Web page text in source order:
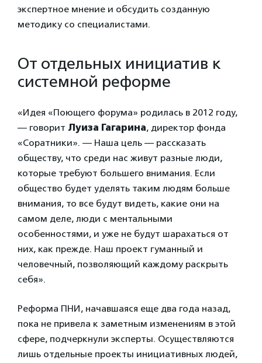
экспертное мнение и обсудить созданную
методику со специалистами.
От отдельных инициатив к
системной реформе
«Идея «Поющего форума» родилась в 2012 году,
— говорит Луиза Гагарина, директор фонда
«Соратники». — Наша цель — рассказать
обществу, что среди нас живут разные люди,
которые требуют большего внимания. Если
общество будет уделять таким людям больше
внимания, то все будут видеть, какие они на
самом деле, люди с ментальными
особенностями, и уже не будут шарахаться от
них, как прежде. Наш проект гуманный и
человечный, позволяющий каждому раскрыть
себя».
Реформа ПНИ, начавшаяся еще два года назад,
пока не привела к заметным изменениям в этой
сфере, подчеркнули эксперты. Осуществляются
лишь отдельные проекты инициативных людей,